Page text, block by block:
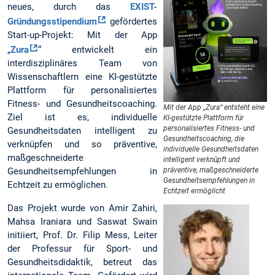
Mit der App „Zura“ entsteht eine
KI-gestützte Plattform für
personalisiertes Fitness- und
Gesundheitscoaching, die
individuelle Gesundheitsdaten
intelligent verknüpft und
präventive, maßgeschneiderte
Gesundheitsempfehlungen in
Echtzeit ermöglicht
neues, durch das
EXIST-
Gründungsstipendium
gefördertes
Start-up-Projekt: Mit der App
„Zura
“ entwickelt ein
interdisziplinäres Team von
Wissenschaftlern eine KI-gestützte
Plattform für personalisiertes
Fitness- und Gesundheitscoaching.
Ziel ist es, individuelle
Gesundheitsdaten intelligent zu
verknüpfen und so präventive,
maßgeschneiderte
Gesundheitsempfehlungen in
Echtzeit zu ermöglichen.
Das Projekt wurde von Amir Zahiri,
Mahsa Iraniara und Saswat Swain
initiiert, Prof. Dr. Filip Mess, Leiter
der Professur für Sport- und
Gesundheitsdidaktik, betreut das